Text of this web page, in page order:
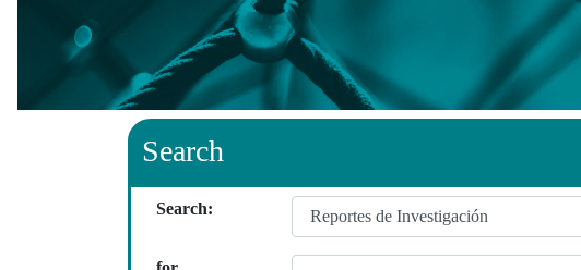
Search
Search: